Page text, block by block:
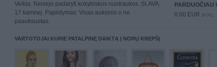
Veikia. Neisejo padaryti kokybiskos nuotraukos. SLAVA.
17 kamnej. Papildymas: Visas auksinis o ne
paauksuotas.
PARDUOČIAU
0.00 EUR (0 LTL)
VARTOTOJAI KURIE PATALPINĘ DAIKTĄ Į NORŲ KREPŠĮ